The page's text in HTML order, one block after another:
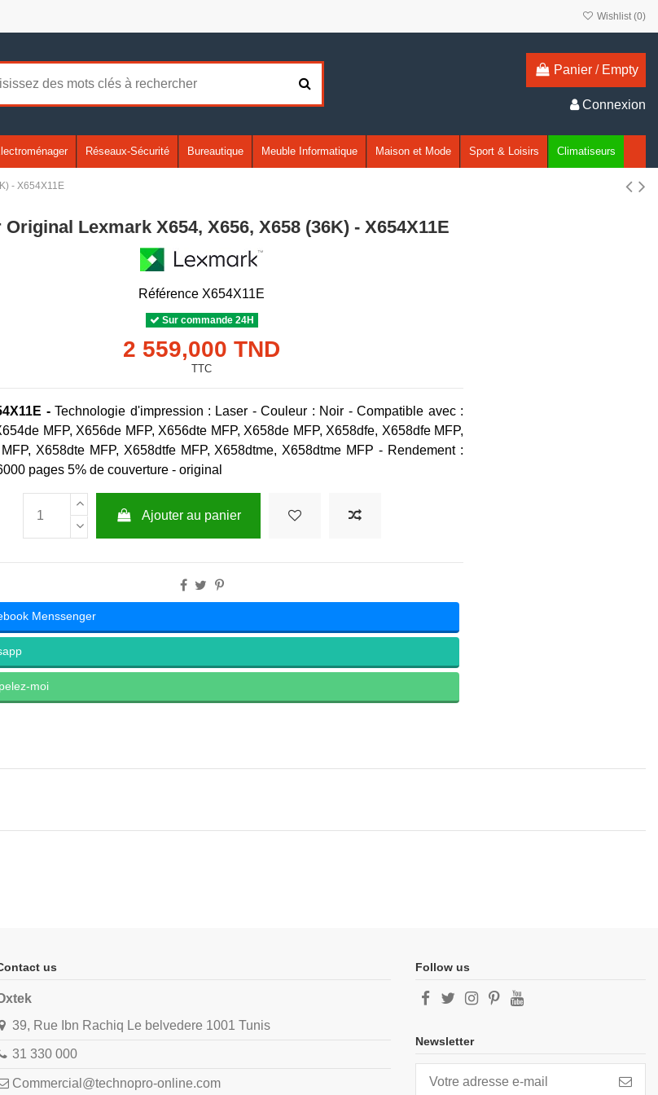
Wishlist (0)
Panier / Empty
Connexion
Réseaux-Sécurité Bureautique Meuble Informatique Maison et Mode Sport & Loisirs Climatiseurs
- X654X11E
Original Lexmark X654, X656, X658 (36K) - X654X11E
Référence X654X11E
Sur commande 24H
2 559,000 TND
TTC
-Technologie d'impression : Laser - Couleur : Noir - Compatible avec :
MFP, X656de MFP, X656dte MFP, X658de MFP, X658dfe, X658dfe MFP,
X658dte MFP, X658dtfe MFP, X658dtme, X658dtme MFP - Rendement :
pages 5% de couverture - original
Ajouter au panier
Menssenger
moi
us
39, Rue Ibn Rachiq Le belvedere 1001 Tunis
31 330 000
Commercial@technopro-online.com
Follow us
Newsletter